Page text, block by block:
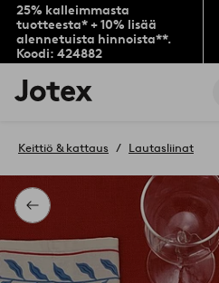
25% kalleimmasta
tuotteesta* + 10% lisää
alennetuista hinnoista**.
Koodi: 424882
Jotex-
logo
aloitussivulle
Takaisin
Keittiö & kattaus Lautasliinat